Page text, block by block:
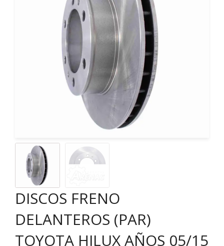
DISCOS FRENO
DELANTEROS (PAR)
TOYOTA HILUX AÑOS 05/15